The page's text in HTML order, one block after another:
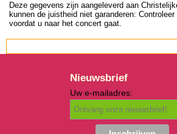
Deze gegevens zijn aangeleverd aan
kunnen de juistheid niet garanderen:
voordat u naar het concert gaat.
Nieuwsbrief
Uw e-mailadres: